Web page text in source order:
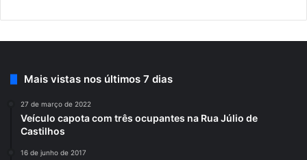
Mais vistas nos últimos 7 dias
27 de março de 2022
Veículo capota com três ocupantes na Rua Júlio de
Castilhos
16 de junho de 2017